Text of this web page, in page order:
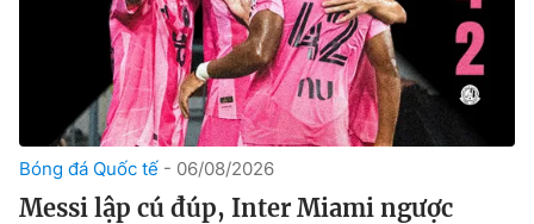
THỜI BÁO VTV
Theo dõi báo trên
Bóng đá Quốc tế 06/08/2026
Messi lập cú đúp, Inter Miami ngược